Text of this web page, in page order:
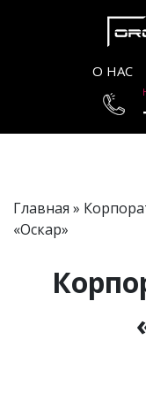
О НАС
Главная »
«Оскар»